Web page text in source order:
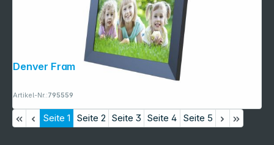
Denver Frameo PFF-1026 schwarz
Artikel-Nr.:795559
Seite 1 Seite 2 Seite 3 Seite 4 Seite 5